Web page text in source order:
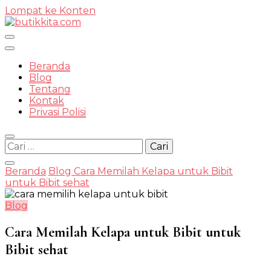
Lompat ke Konten
Beranda
Blog
Tentang
Kontak
Privasi Polisi
Cari
untuk:
Beranda Blog Cara Memilah Kelapa untuk Bibit
untuk Bibit sehat
Blog
Cara Memilah Kelapa untuk Bibit untuk
Bibit sehat